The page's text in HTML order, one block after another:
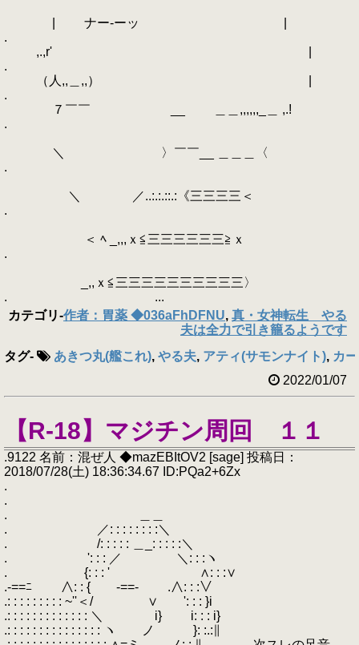
| ナー-ーッ |
.
,.,r' |
.
（人,,＿,,） |
.
７￣￣ __ ＿＿,,,,,,_＿ ,.!
.
＼ 〉￣￣__ ＿＿＿〈
.
＼ ／..:.:.::.:《三三三三＜
.
＜ ﾍ _,,,ｘ≦三三三三三三≧ｘ
.
_,,ｘ≦三三三三三三三三三三〉
. ...
カテゴリ-作者：胃薬 ◆036aFhDFNU, 真・女神転生 やる
夫は全力で引き籠るようです
タグ- あきつ丸(艦これ), やる夫, アティ(サモンナイト), カ
2022/01/07
【R-18】マジチン周回 １１
.9122 名前：混ぜ人 ◆mazEBItOV2 [sage] 投稿日：
2018/07/28(土) 18:36:34.67 ID:PQa2+6Zx
.
.
. ＿＿
. ／: : : : : : : :＼
. /: : : : : ＿_: : : : :＼
. ': : : ／ ＼: : :ヽ
. {: : : ' ∧: : :∨
.-==ﾆ ∧: : { -==- .∧: : :∨
.: : : : : : : : : ~''＜/ ∨ ': : : }i
.: : : : : : : : : : : : : ＼ i} i: : : i}
.: : : : : : : : : : : : : : : ヽ ノ }: :.:∥